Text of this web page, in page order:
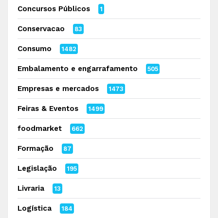
Concursos Públicos 1
Conservacao 83
Consumo 1482
Embalamento e engarrafamento 505
Empresas e mercados 1473
Feiras & Eventos 1499
foodmarket 662
Formação 87
Legislação 195
Livraria 13
Logística 184